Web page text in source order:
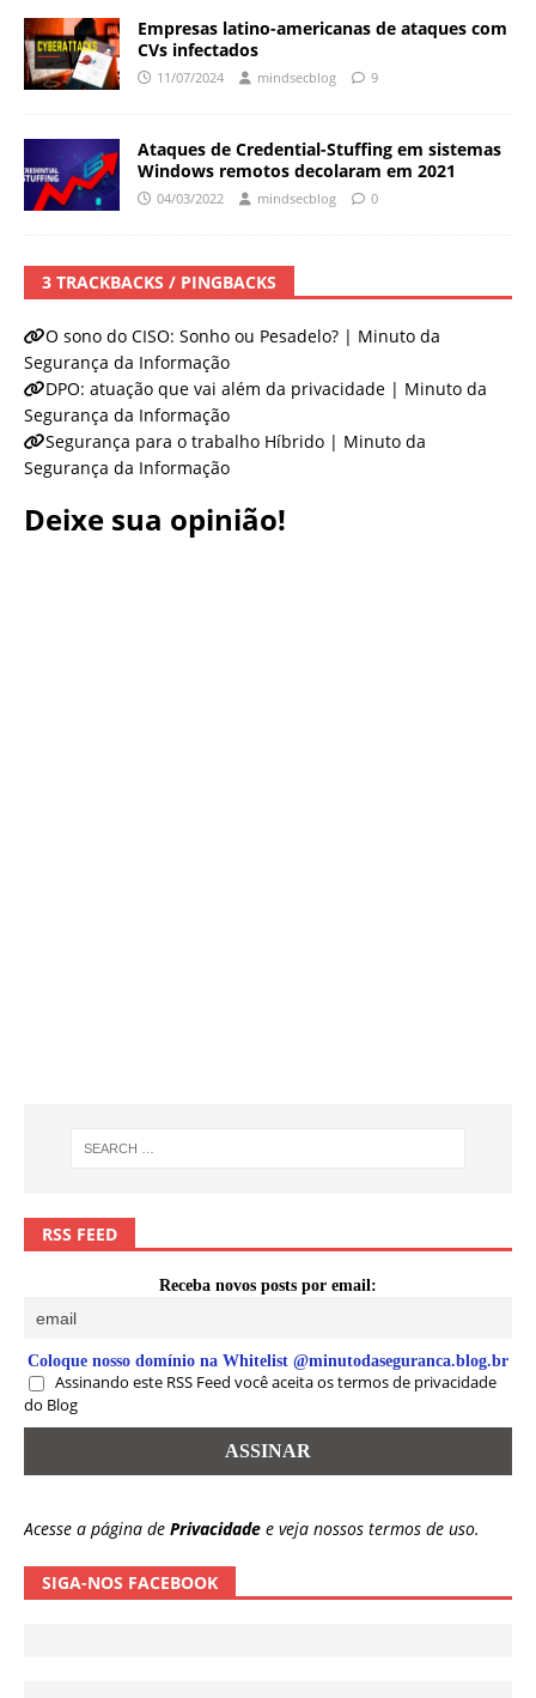
Empresas latino-americanas de ataques com
CVs infectados
11/07/2024 mindsecblog 9
Ataques de Credential-Stuffing em sistemas
Windows remotos decolaram em 2021
04/03/2022 mindsecblog 0
3 TRACKBACKS / PINGBACKS
O sono do CISO: Sonho ou Pesadelo? | Minuto da
Segurança da Informação
DPO: atuação que vai além da privacidade | Minuto da
Segurança da Informação
Segurança para o trabalho Híbrido | Minuto da
Segurança da Informação
Deixe sua opinião!
RSS FEED
Receba novos posts por email:
Coloque nosso domínio na Whitelist @minutodaseguranca.blog.br
Assinando este RSS Feed você aceita os termos de privacidade
do Blog
Acesse a página de Privacidade e veja nossos termos de uso.
SIGA-NOS FACEBOOK